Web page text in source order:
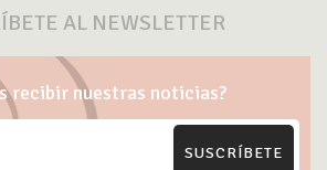
AL NEWSLETTER
recibir nuestras noticias?
SUSCRÍBETE